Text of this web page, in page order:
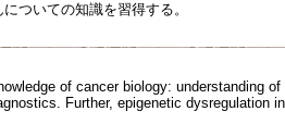
ついての知識を習得する。
of cancer biology: understanding
Further, epigenetic dysregulation